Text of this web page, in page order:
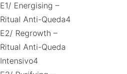
E1/ Energising –
Ritual Anti-Queda4
E2/ Regrowth –
Ritual Anti-Queda
Intensivo4